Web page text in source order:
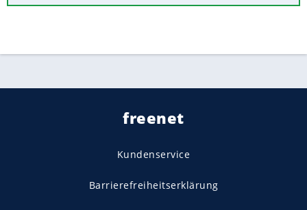
freenet
Kundenservice
Barrierefreiheitserklärung